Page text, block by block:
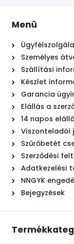
Menü
Személyes
Szállítási
Készlet
Garancia
Elállás a
14 napos
Viszonteladói
Szűrőbetét
Szerződési
Adatkezelési
NNGYK
Bejegyzések